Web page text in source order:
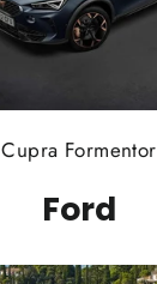
Cupra Formentor
Ford